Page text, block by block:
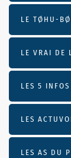
LE TØHU-
LE VRAI DE
LES 5 INFOS
LES
LES AS DU